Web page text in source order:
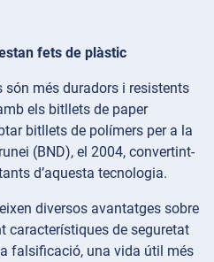
fets de plàstic
més duradors i resistents
els bitllets de paper
bitllets de polímers per a la
(BND), el 2004, convertint-
d’aquesta tecnologia.
diversos avantatges sobre
característiques de seguretat
falsificació, una vida útil més